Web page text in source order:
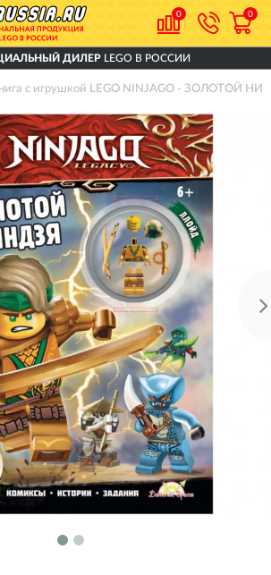
0 0
ДИЛЕР LEGO В РОССИИ
с игрушкой LEGO NINJAGO - ЗОЛОТОЙ